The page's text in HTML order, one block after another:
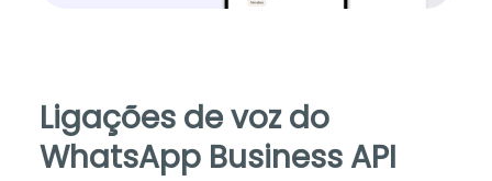
Ligações de voz do
WhatsApp Business API